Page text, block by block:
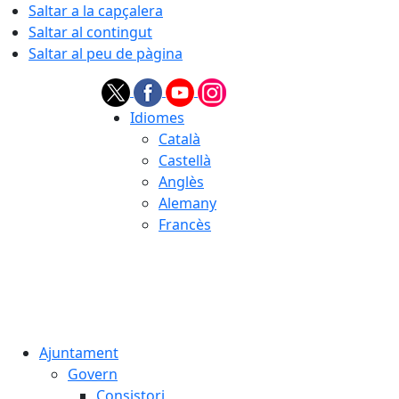
Saltar a la capçalera
Saltar al contingut
Saltar al peu de pàgina
Idiomes
Català
Castellà
Anglès
Alemany
Francès
Ajuntament
Govern